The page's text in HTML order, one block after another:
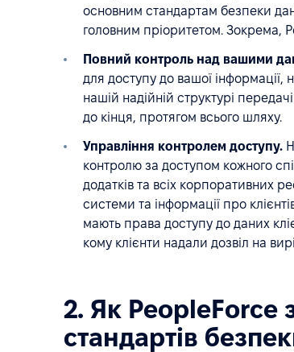
основним стандартам безпеки
головним пріоритетом. Зокрема,
Повний контроль над вашими
для доступу до вашої
нашій надійній структурі
до кінця, протягом всього шляху.
Управління контролем доступу.
контролю за доступом кожного
додатків та всіх корпоративних
системи та інформації про
мають права доступу до даних
кому клієнти надали дозвіл на
2. Як PeopleForce
стандартів